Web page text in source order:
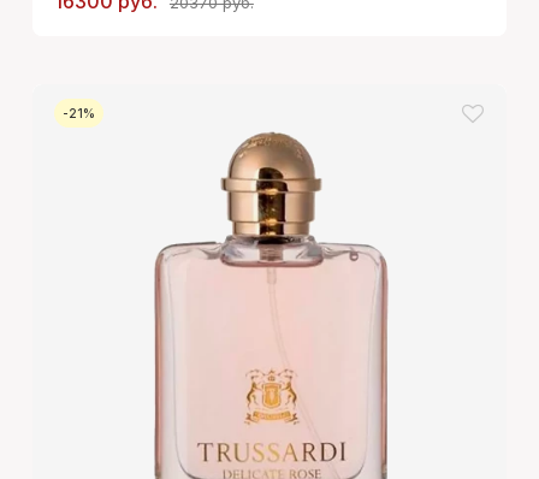
-21%